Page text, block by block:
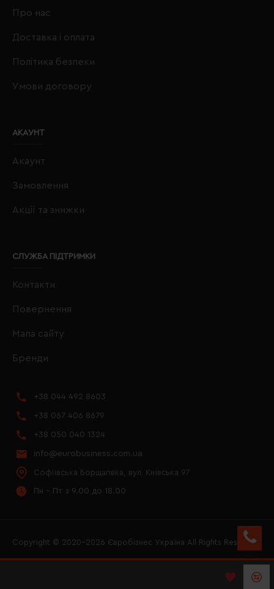
Про нас
Доставка і оплата
Політика безпеки
Умови договору
АКАУНТ
Акаунт
Замовлення
Акції та знижки
СЛУЖБА ПІДТРИМКИ
Контакти
Повернення
Мапа сайту
Бренди
+38 044 492 8603
+38 067 406 8679
+38 050 040 1324
info@eurobusiness.com.ua
Софіївська Борщагівка, вул. Київська 97
Пн - Пт з 9.00 до 18.00
Copyright © 2020–2026 Євробізнес Україна All Rights Reserved